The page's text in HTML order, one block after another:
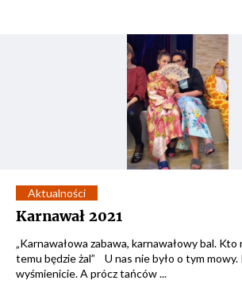
Aktualności
Karnawał 2021
„Karnawałowa zabawa, karnawałowy bal. Kto
temu będzie żal” U nas nie było o tym mowy.
wyśmienicie. A prócz tańców ...